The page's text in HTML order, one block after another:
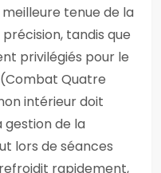
tenue de la
tandis que
privilégiés pour le
Quatre
intérieur doit
de la
lors de séances
rapidement,